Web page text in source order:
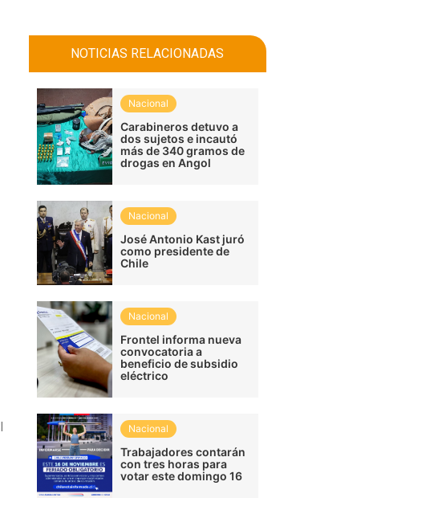
NOTICIAS RELACIONADAS
Nacional
Carabineros detuvo a
dos sujetos e incautó
más de 340 gramos de
drogas en Angol
Nacional
José Antonio Kast juró
como presidente de
Chile
Nacional
Frontel informa nueva
convocatoria a
beneficio de subsidio
eléctrico
Nacional
Trabajadores contarán
con tres horas para
votar este domingo 16